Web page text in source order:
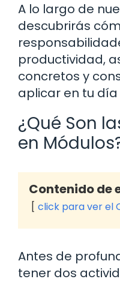
A lo largo de
descubrirás
productividad,
concretos y
aplicar en tu
¿Qué Son
en
Contenido de
click para ver el
Antes de
tener dos